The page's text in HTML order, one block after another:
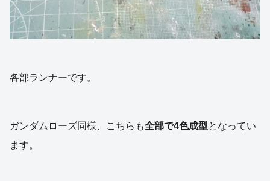
各部ランナーです。
ガンダムローズ同様、こちらも全部で4色成型となってい
ます。